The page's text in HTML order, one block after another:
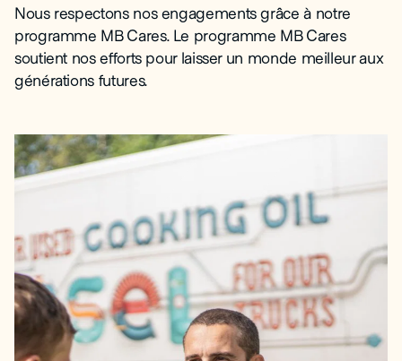
Nous respectons nos engagements grâce à notre
programme MB Cares. Le programme MB Cares
soutient nos efforts pour laisser un monde meilleur aux
générations futures.